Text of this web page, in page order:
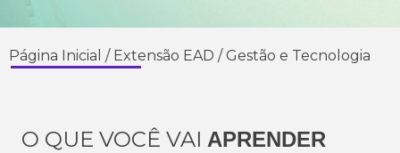
Página Inicial / Extensão EAD /Gestão e Tecnologia
O QUE VOCÊ VAI APRENDER